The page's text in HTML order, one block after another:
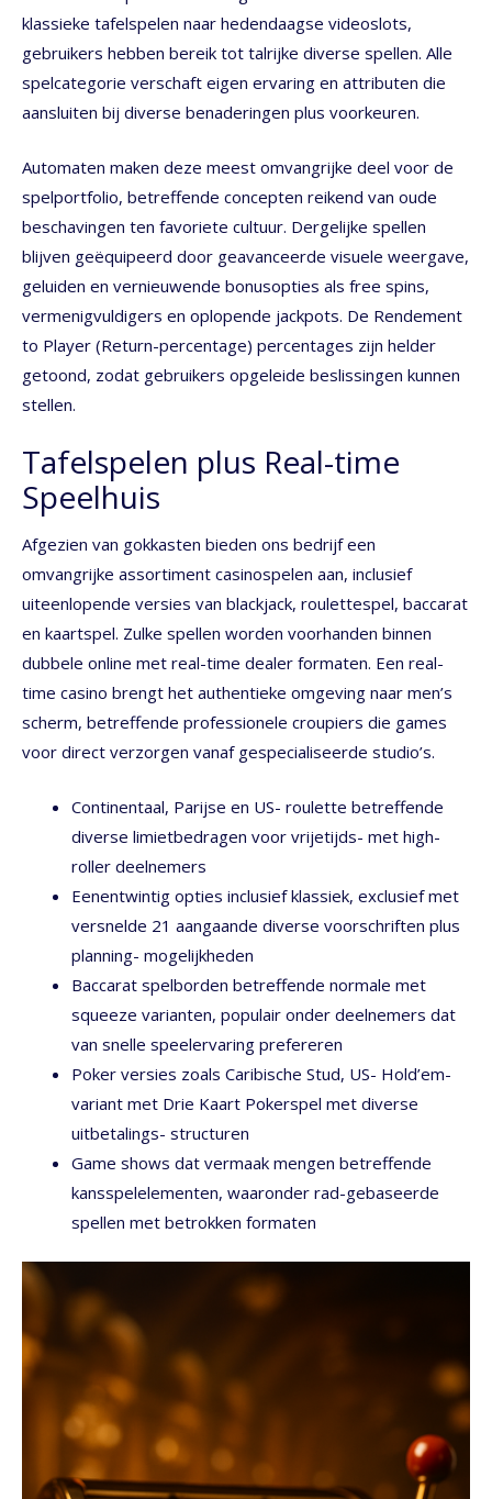
klassieke tafelspelen naar hedendaagse videoslots,
gebruikers hebben bereik tot talrijke diverse spellen. Alle
spelcategorie verschaft eigen ervaring en attributen die
aansluiten bij diverse benaderingen plus voorkeuren.
Automaten maken deze meest omvangrijke deel voor de
spelportfolio, betreffende concepten reikend van oude
beschavingen ten favoriete cultuur. Dergelijke spellen
blijven geëquipeerd door geavanceerde visuele weergave,
geluiden en vernieuwende bonusopties als free spins,
vermenigvuldigers en oplopende jackpots. De Rendement
to Player (Return-percentage) percentages zijn helder
getoond, zodat gebruikers opgeleide beslissingen kunnen
stellen.
Tafelspelen plus Real-time
Speelhuis
Afgezien van gokkasten bieden ons bedrijf een
omvangrijke assortiment casinospelen aan, inclusief
uiteenlopende versies van blackjack, roulettespel, baccarat
en kaartspel. Zulke spellen worden voorhanden binnen
dubbele online met real-time dealer formaten. Een real-
time casino brengt het authentieke omgeving naar men’s
scherm, betreffende professionele croupiers die games
voor direct verzorgen vanaf gespecialiseerde studio’s.
Continentaal, Parijse en US- roulette betreffende
diverse limietbedragen voor vrijetijds- met high-
roller deelnemers
Eenentwintig opties inclusief klassiek, exclusief met
versnelde 21 aangaande diverse voorschriften plus
planning- mogelijkheden
Baccarat spelborden betreffende normale met
squeeze varianten, populair onder deelnemers dat
van snelle speelervaring prefereren
Poker versies zoals Caribische Stud, US- Hold’em-
variant met Drie Kaart Pokerspel met diverse
uitbetalings- structuren
Game shows dat vermaak mengen betreffende
kansspelelementen, waaronder rad-gebaseerde
spellen met betrokken formaten